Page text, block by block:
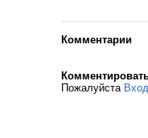
Комментарии
Пожалуйста Вход